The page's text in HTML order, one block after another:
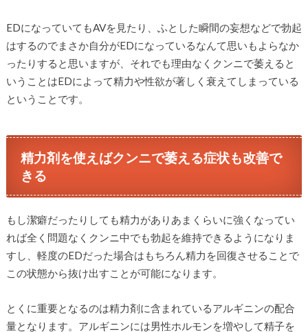
EDになっていてもAVを見たり、ふとした瞬間の妄想などで勃起
はするのでまさか自分がEDになっているなんて思いもよらなか
ったりすると思いますが、それでも理由なくクンニで萎えると
いうことはEDによって精力や性欲が著しく衰えてしまっている
ということです。
精力剤を使えばクンニで萎える症状も改善で
きる
もし潔癖だったりしても精力がありあまくらいに強くなってい
れば全く問題なくクンニ中でも勃起を維持できるようになりま
すし、軽度のEDだった場合はもちろん精力を回復させることで
この状態から抜け出すことが可能になります。
とくに重要となるのは精力剤に含まれているアルギニンの配合
量となります。アルギニンには男性ホルモンを増やして精子を